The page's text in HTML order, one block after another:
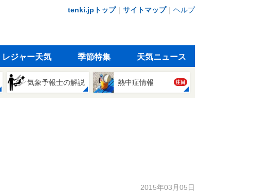
tenki.jpトップ｜ サイトマップ｜ ヘルプ
レジャー天気 季節特集 天気ニュース
気象予報士の解説 熱中症情報 注目
2015年03月05日